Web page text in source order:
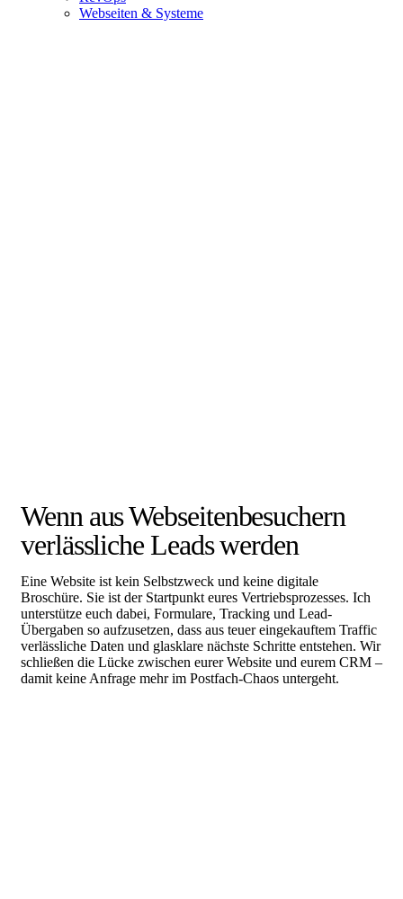
Webseiten & Systeme
Wenn aus Webseitenbesuchern
verlässliche Leads werden
Eine Website ist kein Selbstzweck und keine digitale
Broschüre. Sie ist der Startpunkt eures Vertriebsprozesses. Ich
unterstütze euch dabei, Formulare, Tracking und Lead-
Übergaben so aufzusetzen, dass aus teuer eingekauftem Traffic
verlässliche Daten und glasklare nächste Schritte entstehen. Wir
schließen die Lücke zwischen eurer Website und eurem CRM –
damit keine Anfrage mehr im Postfach-Chaos untergeht.